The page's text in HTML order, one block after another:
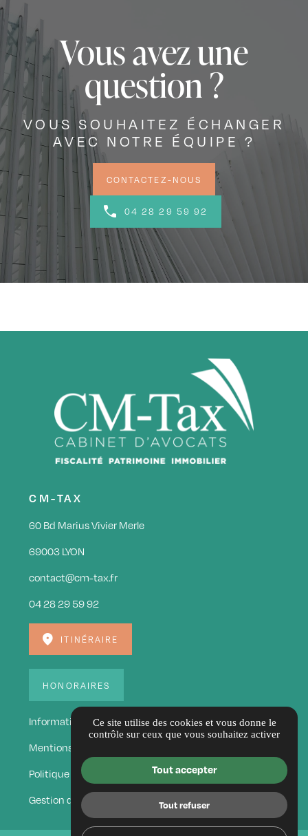
Vous avez une
question ?
VOUS SOUHAITEZ ÉCHANGER
AVEC NOTRE ÉQUIPE ?
CONTACTEZ-NOUS
04 28 29 59 92
CM-TAX
60 Bd Marius Vivier Merle
69003 LYON
contact@cm-tax.fr
04 28 29 59 92
ITINÉRAIRE
HONORAIRES
Informations complémentaires
Mentions légales
Politique de confidentialité
Gestion des cookies
Ce site utilise des cookies et vous donne le
contrôle sur ceux que vous souhaitez activer
Tout accepter
Tout refuser